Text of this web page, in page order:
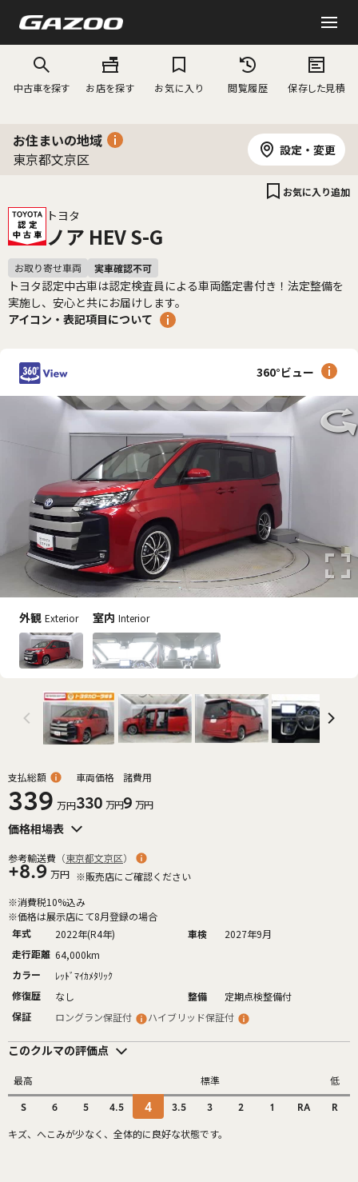
中古車を探す お店を探す お気に入り 閲覧履歴 保存した見積
お住まいの地域
東京都文京区
設定・変更
トヨタ
ノア HEV S-G
お気に入り追加
トヨタ認定中古車は認定検査員による車両鑑定書付き！法定整備を
実施し、安心と共にお届けします。
アイコン・表記項目について
360°ビュー
外観 Exterior 室内 Interior
支払総額
339 万円
車両価格
330 万円
諸費用
9 万円
価格相場表
参考輸送費 （東京都文京区）
+8.9 万円 ※販売店にご確認ください
※消費税10%込み
※価格は展示店にて8月登録の場合
年式
2022年(R4年) 車検
2027年9月
走行距離 64,000km
カラー
ﾚｯﾄﾞﾏｲｶﾒﾀﾘｯｸ
修復歴
なし 整備
定期点検整備付
保証
ロングラン保証付 ハイブリッド保証付
このクルマの評価点
最高 標準 低
S 6 5 4.5 4 3.5 3 2 1 RA R
キズ、へこみが少なく、全体的に良好な状態です。